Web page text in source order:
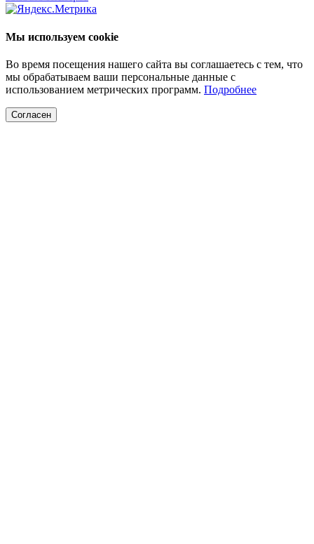
Мы используем cookie
Во время посещения нашего сайта вы соглашаетесь с тем, что
мы обрабатываем ваши персональные данные с
использованием метрических программ. Подробнее
Согласен